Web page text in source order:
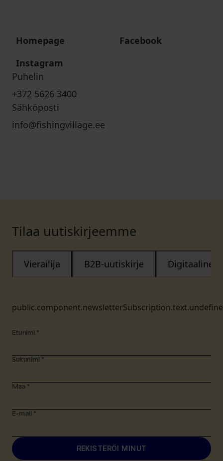
Homepage
Facebook
Instagram
Puhelin
+372 5626 3400
Sähköposti
info@fishingvillage.ee
Tilaa uutiskirjeemme
Vierailija B2B-uutiskirje Digitaalinen
Etunimi *
Sukunimi *
Maa *
E-mail *
REKISTERÖI MINUT